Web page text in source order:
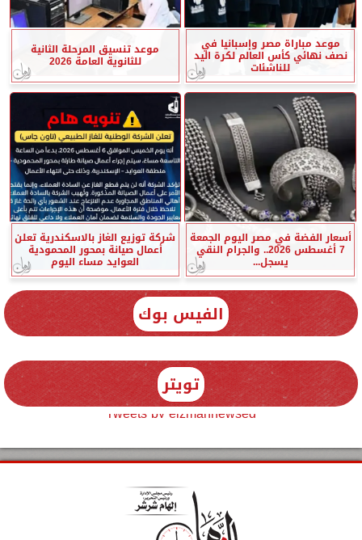
موعد مباراة مصر وإسبانيا في
نصف نهائي كأس العالم لكرة اليد
للناشئات
موعد تنسيق المرحلة الثانية
للثانوية العامة 2026
أسعار الفضة في مصر اليوم الجمعة
7 أغسطس 2026.. والجرام النقي
يسجل...
شركة توزيع الغاز بالاسكندرية تعلن
أعمال صيانة بمحور المحمودية
العوايد مساء اليوم
الفيس بوك
تويتر
Tweets by elzmannewseg